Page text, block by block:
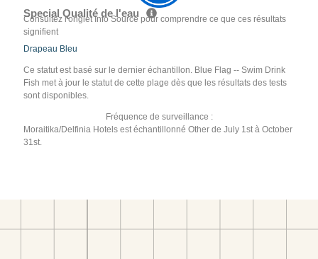
Special Qualité de l'eau
Consultez l'onglet Info Source pour comprendre ce que ces résultats
signifient
Drapeau Bleu
Ce statut est basé sur le dernier échantillon. Blue Flag -- Swim Drink
Fish met à jour le statut de cette plage dès que les résultats des tests
sont disponibles.
Fréquence de surveillance :
Moraitika/Delfinia Hotels est échantillonné Other de July 1st à October
31st.